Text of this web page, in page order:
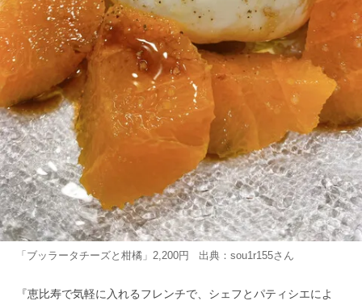
「ブッラータチーズと柑橘」2,200円 出典： sou1r155さん
『恵比寿で気軽に入れるフレンチで、シェフとパティシエによ